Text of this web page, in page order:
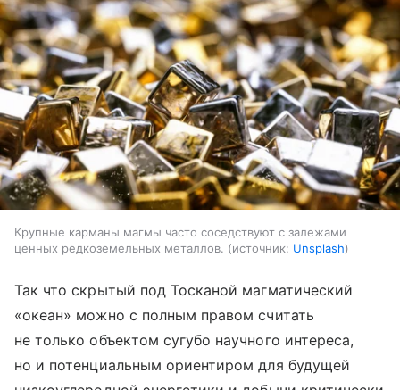
Крупные карманы магмы часто соседствуют с залежами
ценных редкоземельных металлов.
источник: Unsplash
Так что скрытый под Тосканой магматический
«океан» можно с полным правом считать
не только объектом сугубо научного интереса,
но и потенциальным ориентиром для будущей